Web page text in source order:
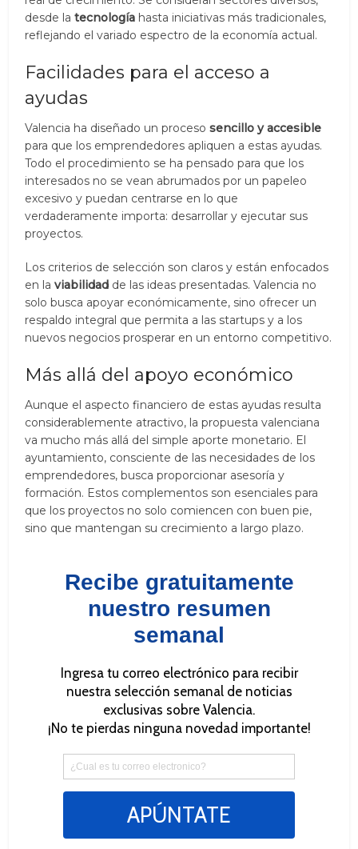
desde latecnología hasta iniciativas más tradicionales,
reflejando el variado espectro de la economía actual.
Facilidades para el acceso a
ayudas
Valencia ha diseñado un procesosencillo y accesible
para que los emprendedores apliquen a estas ayudas.
Todo el procedimiento se ha pensado para que los
interesados no se vean abrumados por un papeleo
excesivo y puedan centrarse en lo que
verdaderamente importa: desarrollar y ejecutar sus
proyectos.
Los criterios de selección son claros y están enfocados
en laviabilidad de las ideas presentadas. Valencia no
solo busca apoyar económicamente, sino ofrecer un
respaldo integral que permita a las startups y a los
nuevos negocios prosperar en un entorno competitivo.
Más allá del apoyo económico
Aunque el aspecto financiero de estas ayudas resulta
considerablemente atractivo, la propuesta valenciana
va mucho más allá del simple aporte monetario. El
ayuntamiento, consciente de las necesidades de los
emprendedores, busca proporcionar asesoría y
formación. Estos complementos son esenciales para
que los proyectos no solo comiencen con buen pie,
sino que mantengan su crecimiento a largo plazo.